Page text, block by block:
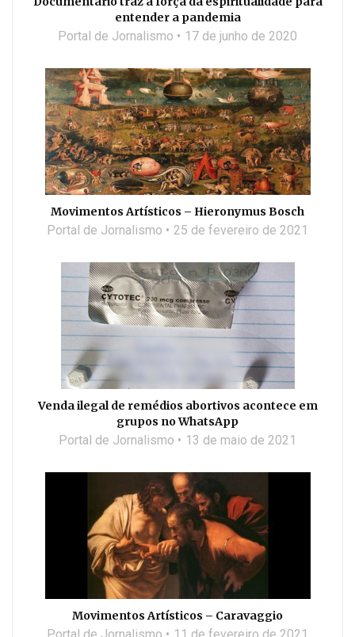
entender a pandemia
Portal de Jornalismo 17 de junho de 2020
Movimentos Artísticos – Hieronymus Bosch
Portal de Jornalismo 25 de fevereiro de 2021
Venda ilegal de remédios abortivos acontece em
grupos no WhatsApp
Portal de Jornalismo 13 de maio de 2021
Movimentos Artísticos – Caravaggio